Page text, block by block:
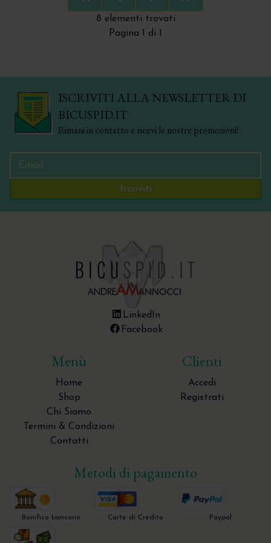
First Previous
8 elementi trovati
Pagina 1 di 1
NextLast
ISCRIVITI ALLA NEWSLETTER DI
BICUSPID.IT
Rimani in contatto e ricevi le nostre promozioni!
Iscriviti
LinkedIn
Facebook
Menù
Home
Shop
Chi Siamo
Termini & Condizioni
Contatti
Clienti
Accedi
Registrati
Metodi di pagamento
Bonifico bancario Carte di Credito Paypal